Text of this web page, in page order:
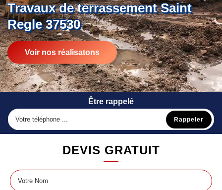
Travaux de terrassement Saint
Regle 37530
Voir nos réalisatons
Être rappelé
DEVIS GRATUIT